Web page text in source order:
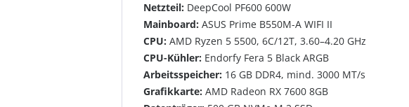
Netzteil: DeepCool PF600 600W
Mainboard: ASUS Prime B550M-A WIFI II
CPU: AMD Ryzen 5 5500, 6C/12T, 3.60–4.20 GHz
CPU-Kühler: Endorfy Fera 5 Black ARGB
Arbeitsspeicher: 16 GB DDR4, mind. 3000 MT/s
Grafikkarte: AMD Radeon RX 7600 8GB